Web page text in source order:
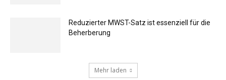
Reduzierter MWST-Satz ist essenziell für die
Beherberung
Mehr laden